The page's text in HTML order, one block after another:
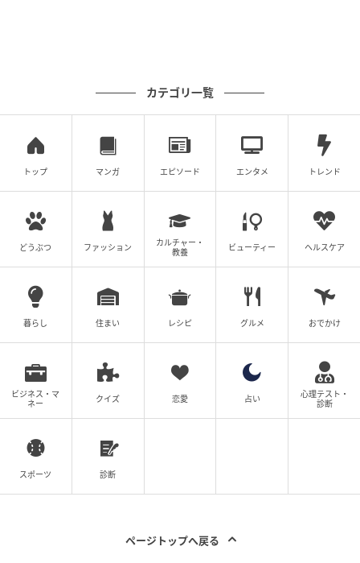
カテゴリ一覧
トップ マンガ エピソード エンタメ トレンド
どうぶつ ファッション
カルチャー・
教養
ビューティー ヘルスケア
暮らし 住まい レシピ グルメ おでかけ
ビジネス・マ
ネー
クイズ 恋愛 占い
心理テスト・
診断
スポーツ 診断
ページトップへ戻る